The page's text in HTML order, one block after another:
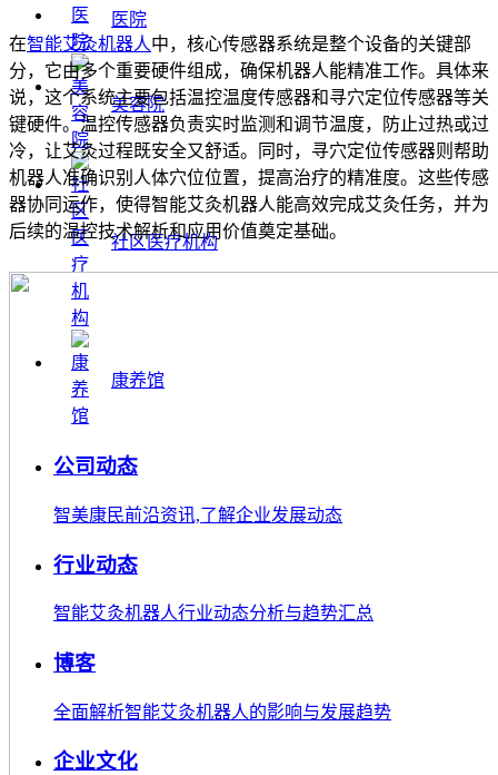
医院
美容院
社区医疗机构
康养馆
公司动态
智美康民前沿资讯,了解企业发展动态
行业动态
智能艾灸机器人行业动态分析与趋势汇总
博客
全面解析智能艾灸机器人的影响与发展趋势
企业文化
在智能艾灸机器人中，核心传感器系统是整个设备的关键部
分，它由多个重要硬件组成，确保机器人能精准工作。具体来
说，这个系统主要包括温控温度传感器和寻穴定位传感器等关
键硬件。温控传感器负责实时监测和调节温度，防止过热或过
冷，让艾灸过程既安全又舒适。同时，寻穴定位传感器则帮助
机器人准确识别人体穴位位置，提高治疗的精准度。这些传感
器协同运作，使得智能艾灸机器人能高效完成艾灸任务，并为
后续的温控技术解析和应用价值奠定基础。